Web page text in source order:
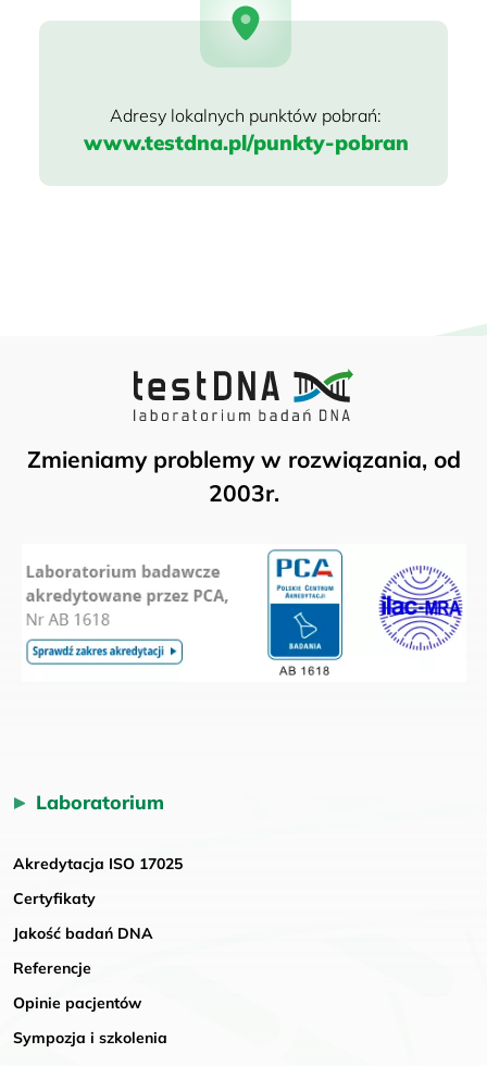
www.testdna.pl/punkty-pobran
Zmieniamy problemy w rozwiązania, od
2003r.
Laboratorium
Akredytacja ISO 17025
Certyfikaty
Jakość badań DNA
Referencje
Opinie pacjentów
Sympozja i szkolenia